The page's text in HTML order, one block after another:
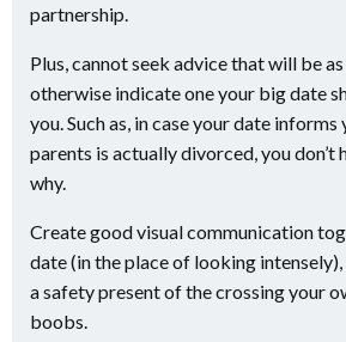
partnership.
Plus, cannot seek advice that will be
otherwise indicate one your big date
you. Such as, in case your date informs
parents is actually divorced, you don’t
why.
Create good visual communication
date (in the place of looking
a safety present of the crossing your
boobs.